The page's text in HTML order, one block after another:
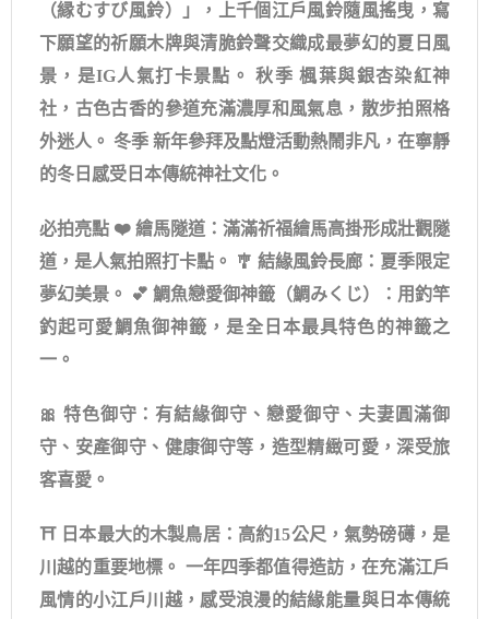
（縁むすび風鈴）」，上千個江戶風鈴隨風搖曳，寫
下願望的祈願木牌與清脆鈴聲交織成最夢幻的夏日風
景，是IG人氣打卡景點。 秋季 楓葉與銀杏染紅神
社，古色古香的參道充滿濃厚和風氣息，散步拍照格
外迷人。 冬季 新年參拜及點燈活動熱鬧非凡，在寧靜
的冬日感受日本傳統神社文化。
必拍亮點 ❤️ 繪馬隧道：滿滿祈福繪馬高掛形成壯觀隧
道，是人氣拍照打卡點。 🎐 結緣風鈴長廊：夏季限定
夢幻美景。 💕 鯛魚戀愛御神籤（鯛みくじ）：用釣竿
釣起可愛鯛魚御神籤，是全日本最具特色的神籤之
一。
🎀 特色御守：有結緣御守、戀愛御守、夫妻圓滿御
守、安產御守、健康御守等，造型精緻可愛，深受旅
客喜愛。
⛩️ 日本最大的木製鳥居：高約15公尺，氣勢磅礡，是
川越的重要地標。 一年四季都值得造訪，在充滿江戶
風情的小江戶川越，感受浪漫的結緣能量與日本傳統